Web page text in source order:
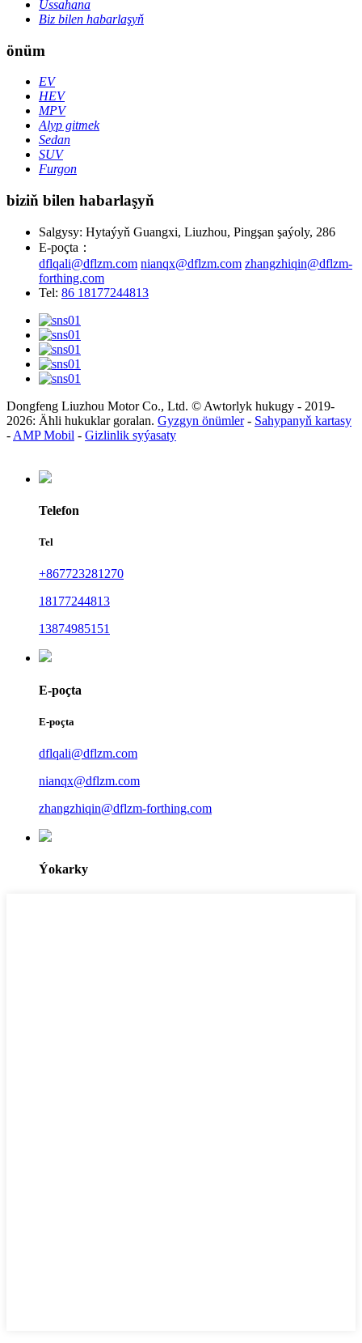
Ussahana
Biz bilen habarlaşyň
önüm
EV
HEV
MPV
Alyp gitmek
Sedan
SUV
Furgon
biziň bilen habarlaşyň
Salgysy: Hytaýyň Guangxi, Liuzhou, Pingşan şaýoly, 286
E-poçta：
dflqali@dflzm.com nianqx@dflzm.com zhangzhiqin@dflzm-
forthing.com
Tel: 86 18177244813
Dongfeng Liuzhou Motor Co., Ltd. © Awtorlyk hukugy - 2019-
2026: Ähli hukuklar goralan. Gyzgyn önümler- Sahypanyň kartasy
- AMP Mobil - Gizlinlik syýasaty
Telefon
Tel
+867723281270
18177244813
13874985151
E-poçta
E-poçta
dflqali@dflzm.com
nianqx@dflzm.com
zhangzhiqin@dflzm-forthing.com
Ýokarky